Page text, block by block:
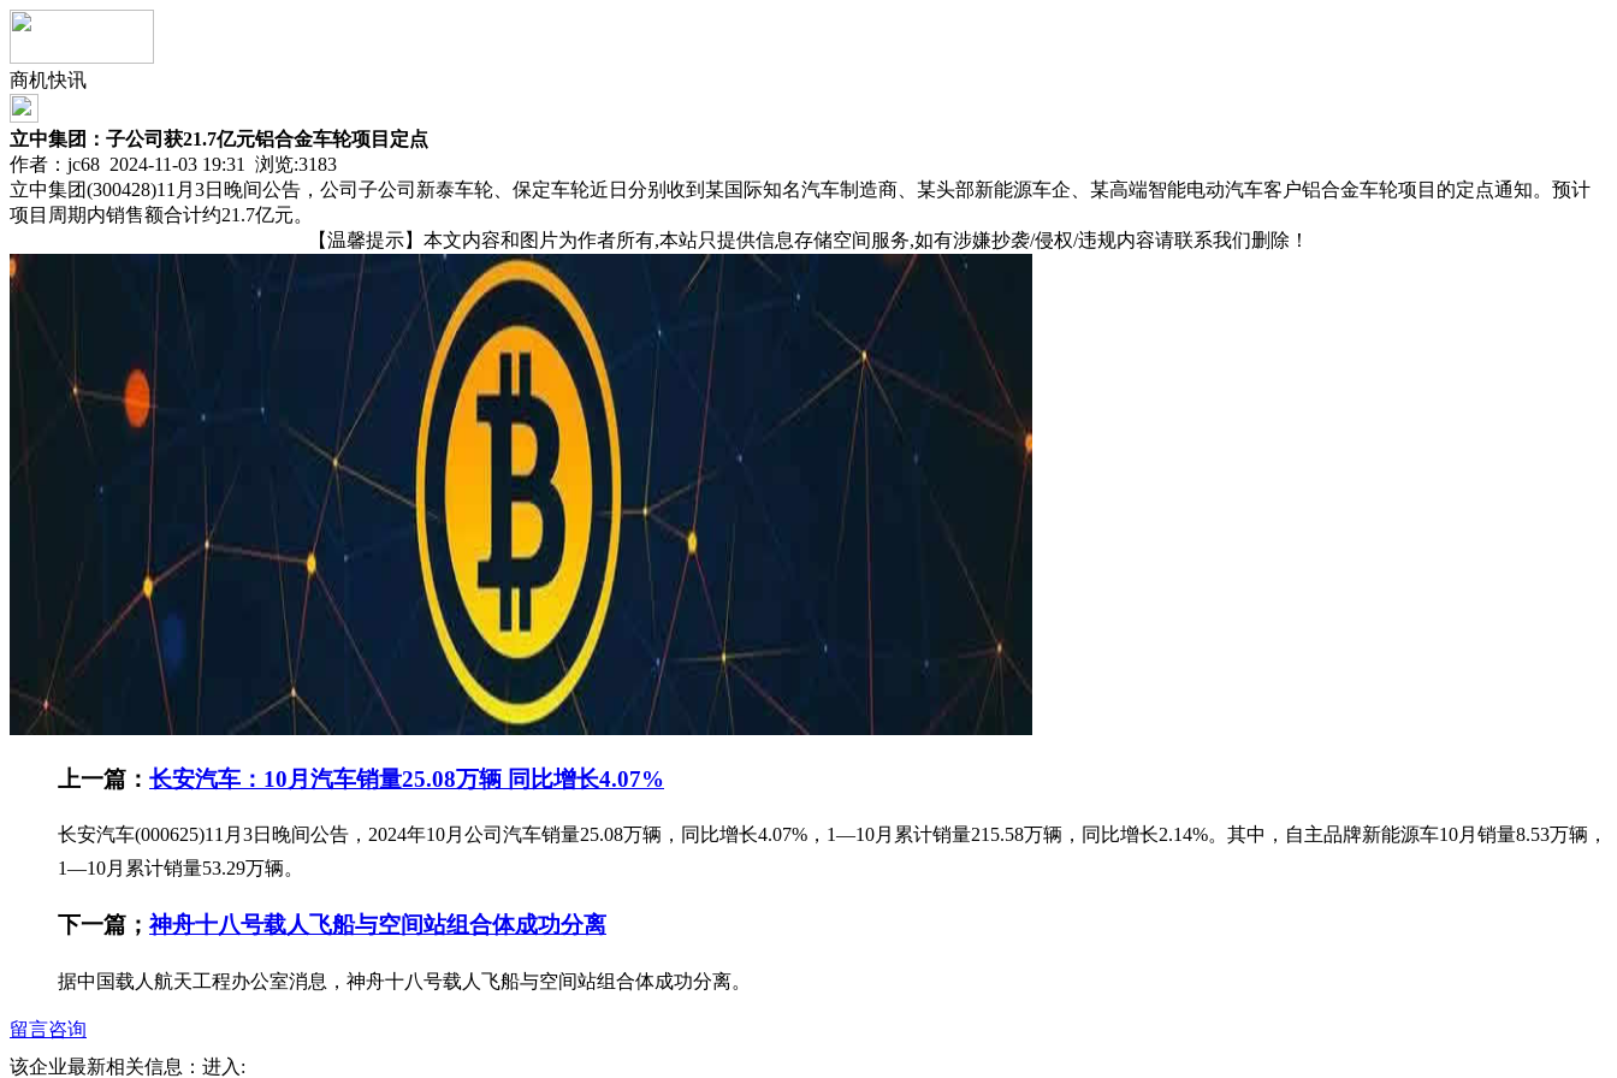
商机快讯
立中集团：子公司获21.7亿元铝合金车轮项目定点
作者：jc68 2024-11-03 19:31 浏览:3183
立中集团(300428)11月3日晚间公告，公司子公司新泰车轮、保定车轮近日分别收到某国际知名汽车制造商、某头部新能源车企、某高端智能电动汽车客户铝合金车轮项目的定点通知。预计
项目周期内销售额合计约21.7亿元。
【温馨提示】本文内容和图片为作者所有,本站只提供信息存储空间服务,如有涉嫌抄袭/侵权/违规内容请联系我们删除！
上一篇： 长安汽车：10月汽车销量25.08万辆 同比增长4.07%
长安汽车(000625)11月3日晚间公告，2024年10月公司汽车销量25.08万辆，同比增长4.07%，1—10月累计销量215.58万辆，同比增长2.14%。其中，自主品牌新能源车10月销量8.53万辆，
1—10月累计销量53.29万辆。
下一篇；神舟十八号载人飞船与空间站组合体成功分离
据中国载人航天工程办公室消息，神舟十八号载人飞船与空间站组合体成功分离。
留言咨询
该企业最新相关信息： 进入: